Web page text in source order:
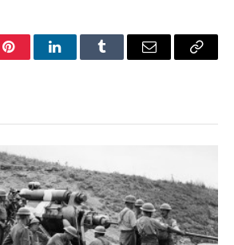
PinterestLinkedInTumblr Email
Copy